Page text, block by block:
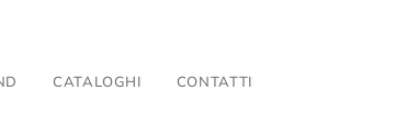
CATALOGHI CONTATTI